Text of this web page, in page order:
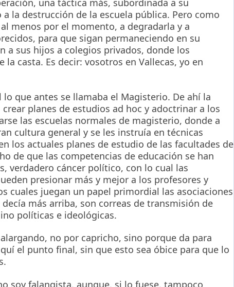
una táctica más, subordinada a su
la destrucción de la escuela pública. Pero como
menos por el momento, a degradarla y a
para que sigan permaneciendo en su
a sus hijos a colegios privados, donde los
casta. Es decir: vosotros en Vallecas, yo en
que antes se llamaba el Magisterio. De ahí la
planes de estudios ad hoc y adoctrinar a los
las escuelas normales de magisterio, donde a
cultura general y se les instruía en técnicas
los actuales planes de estudio de las facultades de
de que las competencias de educación se han
verdadero cáncer político, con lo cual las
presionar más y mejor a los profesores y
cuales juegan un papel primordial las asociaciones
más arriba, son correas de transmisión de
políticas e ideológicas.
no por capricho, sino porque da para
el punto final, sin que esto sea óbice para que lo
soy falangista, aunque, si lo fuese, tampoco